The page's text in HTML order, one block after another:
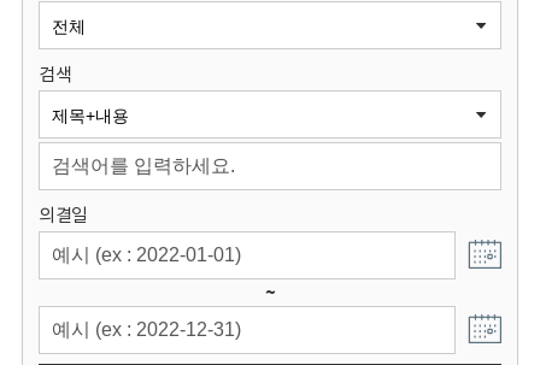
원
회
검색
의결일
~